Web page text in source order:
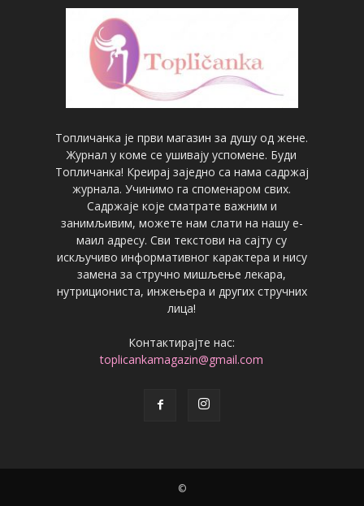
Топличанка је први магазин за душу од жене.
Журнал у коме се ушивају успомене. Буди
Топличанка! Креирај заједно са нама садржај
журнала. Учинимо га споменаром свих.
Садржаје које сматрате важним и
занимљивим, можете нам слати на нашу е-
маил адресу. Сви текстови на сајту су
искључиво информативног карактера и нису
замена за стручно мишљење лекара,
нутрициониста, инжењера и других стручних
лица!
Контактирајте нас:
toplicankamagazin@gmail.com
©